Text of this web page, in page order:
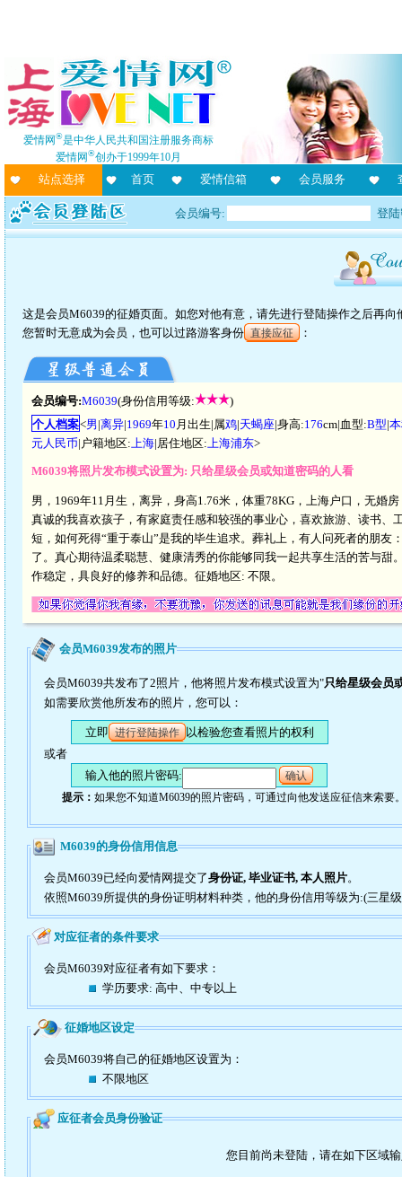
爱情网®是中华人民共和国注册服务商标
爱情网®创办于1999年10月
站点选择 首页 爱情信箱 会员服务
会员编号: 登
这是会员M6039的征婚页面。如您对他有意，请先进行登陆操作之后再
您暂时无意成为会员，也可以过路游客身份 直接应征 ：
会员编号:M6039(身份信用等级:
)
个人档案<男|离异|1969年10 月出生|属鸡|天蝎座|身高:176cm|血型:B型|
元人民币|户籍地区:上海|居住地区:上海浦东>
M6039将照片发布模式设置为: 只给星级会员或知道密码的人看
男，1969年11月生，离异，身高1.76米，体重78KG，上海户口，无婚
真诚的我喜欢孩子，有家庭责任感和较强的事业心，喜欢旅游、读书
短，如何死得“重于泰山”是我的毕生追求。葬礼上，有人问死者的朋
了。真心期待温柔聪慧、健康清秀的你能够同我一起共享生活的苦与
作稳定，具良好的修养和品德。征婚地区: 不限。
会员M6039发布的照片
会员M6039共发布了2照片，他将照片发布模式设置为"只给星级会员
如需要欣赏他所发布的照片，您可以：
立即 进行登陆操作 以检验您查看照片的权利
或者
输入他的照片密码:
确认
提示： 如果您不知道M6039的照片密码，可通过向他发送应征信来索要
M6039的身份信用信息
会员M6039已经向爱情网提交了身份证, 毕业证书, 本人照片。
依照M6039所提供的身份证明材料种类，他的身份信用等级为:(三星
对应征者的条件要求
会员M6039对应征者有如下要求：
学历要求: 高中、中专以上
征婚地区设定
会员M6039将自己的征婚地区设置为：
不限地区
应征者会员身份验证
您目前尚未登陆，请在如下区域